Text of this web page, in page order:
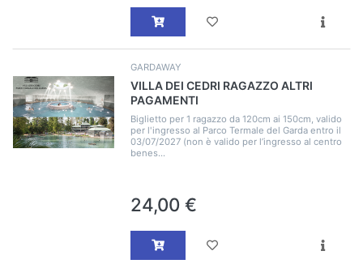
GARDAWAY
VILLA DEI CEDRI RAGAZZO ALTRI
PAGAMENTI
Biglietto per 1 ragazzo da 120cm ai 150cm, valido
per l'ingresso al Parco Termale del Garda entro il
03/07/2027 (non è valido per l’ingresso al centro
benes...
24,00 €